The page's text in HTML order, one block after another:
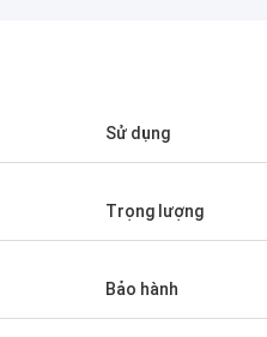
Sử dụng
Trọng lượng
Bảo hành